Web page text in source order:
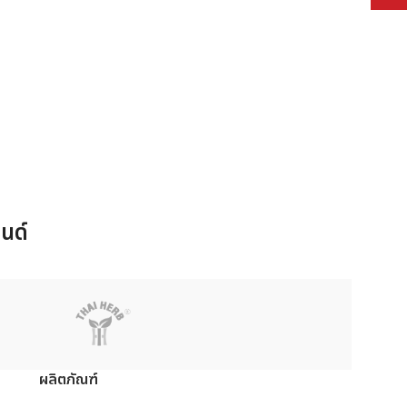
ด์
ผลิตภัณฑ์